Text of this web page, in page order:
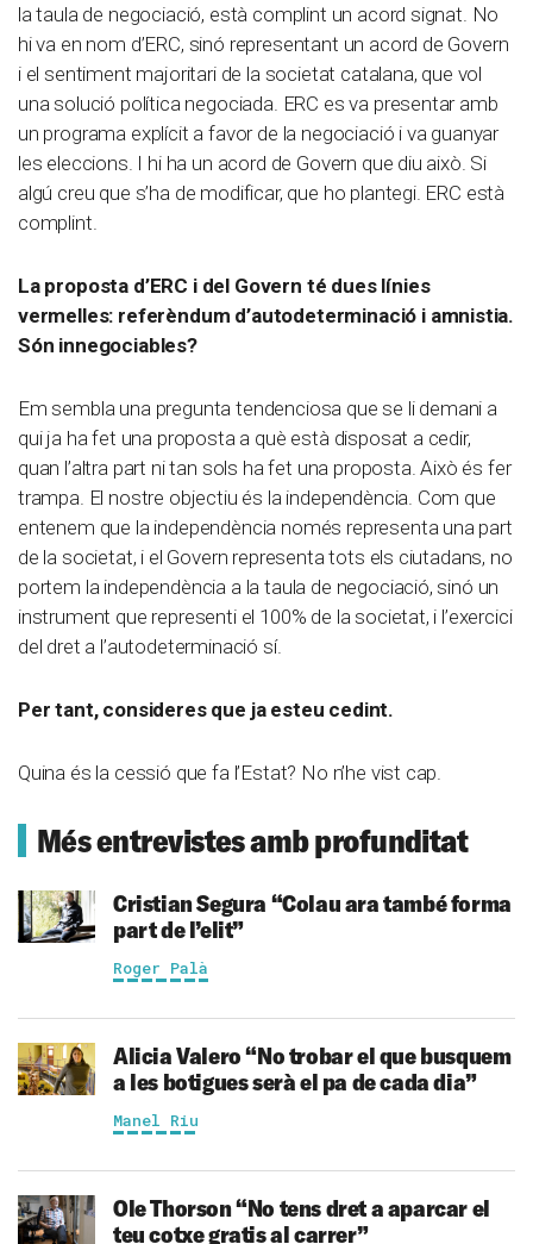
la taula de negociació, està complint un acord signat. No
hi va en nom d’ERC, sinó representant un acord de Govern
i el sentiment majoritari de la societat catalana, que vol
una solució política negociada. ERC es va presentar amb
un programa explícit a favor de la negociació i va guanyar
les eleccions. I hi ha un acord de Govern que diu això. Si
algú creu que s’ha de modificar, que ho plantegi. ERC està
complint.
La proposta d’ERC i del Govern té dues línies
vermelles: referèndum d’autodeterminació i amnistia.
Són innegociables?
Em sembla una pregunta tendenciosa que se li demani a
qui ja ha fet una proposta a què està disposat a cedir,
quan l’altra part ni tan sols ha fet una proposta. Això és fer
trampa. El nostre objectiu és la independència. Com que
entenem que la independència només representa una part
de la societat, i el Govern representa tots els ciutadans, no
portem la independència a la taula de negociació, sinó un
instrument que representi el 100% de la societat, i l’exercici
del dret a l’autodeterminació sí.
Per tant, consideres que ja esteu cedint.
Quina és la cessió que fa l’Estat? No n’he vist cap.
Més entrevistes amb profunditat
Cristian Segura “Colau ara també forma
part de l’elit”
Roger Palà
Alicia Valero“No trobar el que busquem
a les botigues serà el pa de cada dia”
Manel Riu
Ole Thorson“No tens dret a aparcar el
teu cotxe gratis al carrer”